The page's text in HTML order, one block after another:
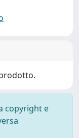
copyright e